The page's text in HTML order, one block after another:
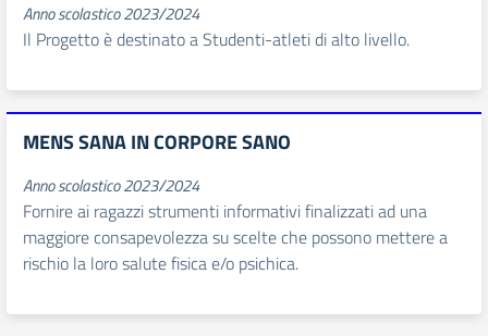
Anno scolastico 2023/2024
Il Progetto è destinato a Studenti-atleti di alto livello.
MENS SANA IN CORPORE SANO
Anno scolastico 2023/2024
Fornire ai ragazzi strumenti informativi finalizzati ad una
maggiore consapevolezza su scelte che possono mettere a
rischio la loro salute fisica e/o psichica.